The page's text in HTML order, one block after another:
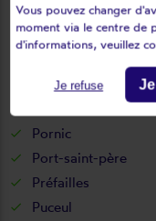
Paimboeuf
Paulx
Piriac-sur-mer
Pont-saint-martin
Pornic
Port-saint-père
Préfailles
Puceul
Vous pouvez changer
moment via le centre de
d'informations, veuillez
Je refuse